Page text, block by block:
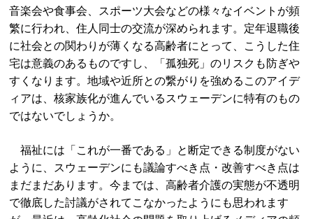
音楽会や食事会、スポーツ大会などの様々なイベントが頻
繁に行われ、住人同士の交流が深められます。定年退職後
に社会との関わりが薄くなる高齢者にとって、こうした住
宅は意義のあるものですし、「孤独死」のリスクも防ぎや
すくなります。地域や近所との繋がりを強めるこのアイデ
ィアは、核家族化が進んでいるスウェーデンに特有のもの
ではないでしょうか。
福祉には「これが一番である」と断定できる制度がない
ように、スウェーデンにも議論すべき点・改善すべき点は
まだまだあります。今までは、高齢者介護の実態が不透明
で徹底した討議がされてこなかったようにも思われます